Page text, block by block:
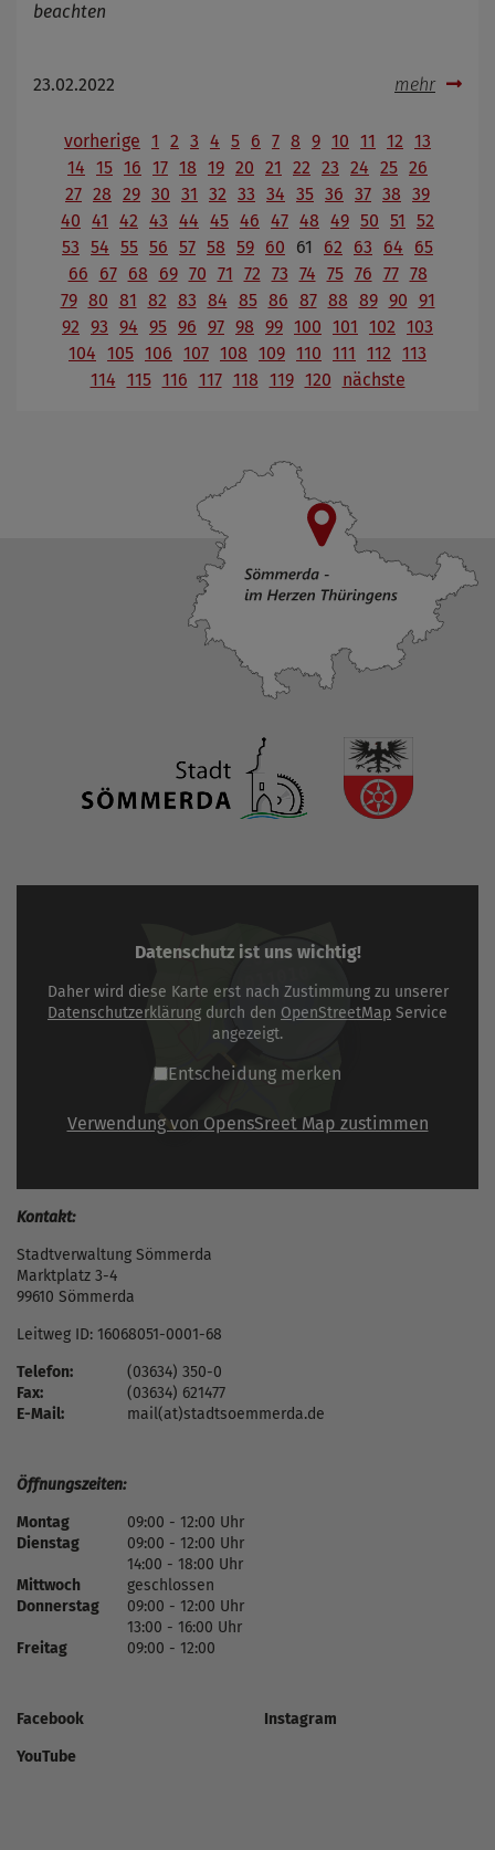
beachten
23.02.2022 mehr
vorherige 1 2 3 4 5 6 7 8 9 10 11 12 13
14 15 16 17 18 19 20 21 22 23 24 25 26
27 28 29 30 31 32 33 34 35 36 37 38 39
40 41 42 43 44 45 46 47 48 49 50 51
52
53 54 55 56 57 58 59 60 61 62 63 64
65
66
67 68 69 70 71 72 73 74 75 76 77 78
79 80 81 82 83 84 85 86 87 88 89 90 91
92 93 94 95 96 97 98 99 100 101 102 103
104 105 106 107 108 109 110 111 112 113
114 115 116 117 118 119 120 nächste
Datenschutz ist uns wichtig!
Daher wird diese Karte erst nach Zustimmung zu unserer
Datenschutzerklärung durch den OpenStreetMap Service
angezeigt.
Entscheidung merken
Verwendung von OpensSreet Map zustimmen
Kontakt:
Stadtverwaltung Sömmerda
Marktplatz 3-4
99610 Sömmerda
Leitweg ID: 16068051-0001-68
Telefon:
(03634) 350-0
Fax:
(03634) 621477
E-Mail:
mail(at)stadtsoemmerda.de
Öffnungszeiten:
Montag
09:00 - 12:00 Uhr
Dienstag
09:00 - 12:00 Uhr
14:00 - 18:00 Uhr
Mittwoch
geschlossen
Donnerstag
09:00 - 12:00 Uhr
13:00 - 16:00 Uhr
Freitag
09:00 - 12:00
Facebook
Instagram
YouTube